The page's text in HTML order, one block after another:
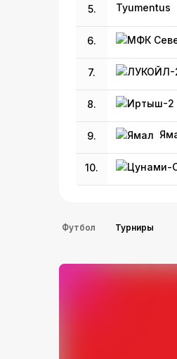
Футбол Турниры
5. Tyumentus
6.
7.
8.
9.
10.